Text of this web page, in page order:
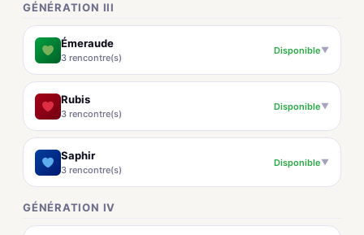
GÉNÉRATION III
Émeraude
3 rencontre(s)
Disponible▼
Rubis
3 rencontre(s)
Disponible▼
Saphir
3 rencontre(s)
Disponible▼
GÉNÉRATION IV